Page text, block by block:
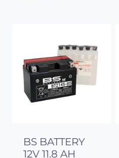
BS BATTERY
12V 11.8 AH